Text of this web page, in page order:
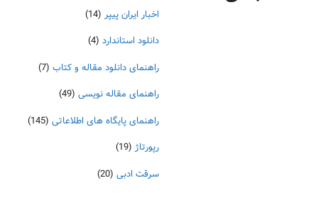
اخبار ایران پیپر (14)
دانلود استاندارد (4)
راهنمای دانلود مقاله و کتاب (7)
راهنمای مقاله نویسی (49)
راهنمای پایگاه های اطلاعاتی (145)
رپورتاژ (19)
سرقت ادبی (20)